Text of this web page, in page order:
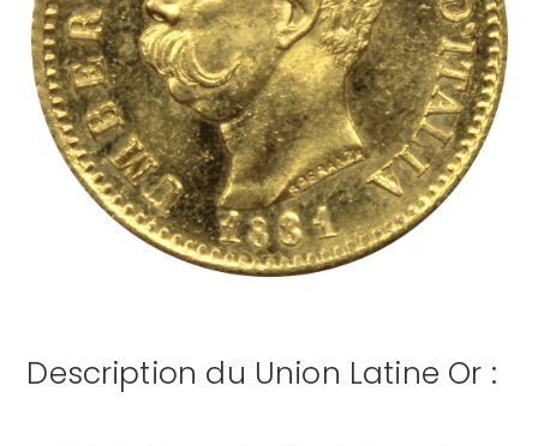
Description du Union Latine Or :